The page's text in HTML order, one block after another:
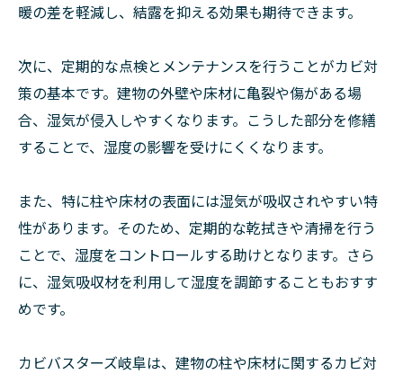
暖の差を軽減し、結露を抑える効果も期待できます。
次に、定期的な点検とメンテナンスを行うことがカビ対
策の基本です。建物の外壁や床材に亀裂や傷がある場
合、湿気が侵入しやすくなります。こうした部分を修繕
することで、湿度の影響を受けにくくなります。
また、特に柱や床材の表面には湿気が吸収されやすい特
性があります。そのため、定期的な乾拭きや清掃を行う
ことで、湿度をコントロールする助けとなります。さら
に、湿気吸収材を利用して湿度を調節することもおすす
めです。
カビバスターズ岐阜は、建物の柱や床材に関するカビ対